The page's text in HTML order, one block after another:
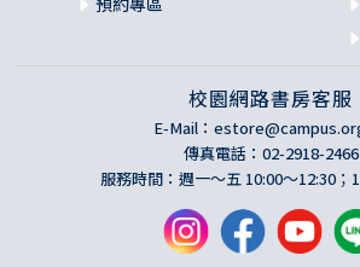
校園網路書房客服
E-Mail：
傳真電話：02-2918-2466
服務時間：週一～五 10:00～12:30；